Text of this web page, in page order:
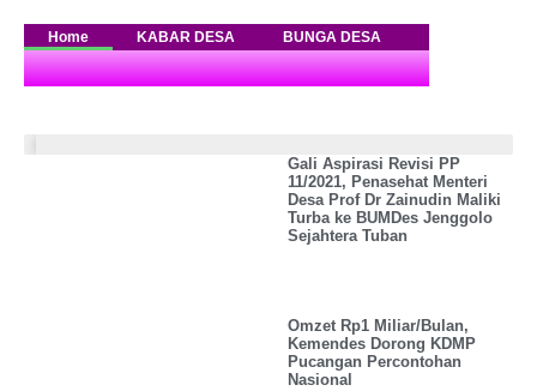
merdesanews.com
Berita
&
Literasi
Desa
Home KABAR DESA BUNGA DESA
Gali Aspirasi Revisi PP
11/2021, Penasehat Menteri
Desa Prof Dr Zainudin Maliki
Turba ke BUMDes Jenggolo
Sejahtera Tuban
Omzet Rp1 Miliar/Bulan,
Kemendes Dorong KDMP
Pucangan Percontohan
Nasional